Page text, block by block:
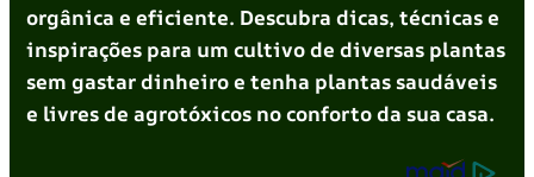
orgânica e eficiente. Descubra dicas, técnicas e
inspirações para um cultivo de diversas plantas
sem gastar dinheiro e tenha plantas saudáveis
e livres de agrotóxicos no conforto da sua casa.